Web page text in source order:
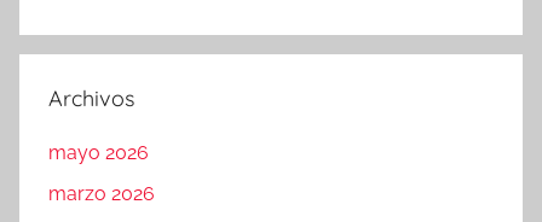
Archivos
mayo 2026
marzo 2026